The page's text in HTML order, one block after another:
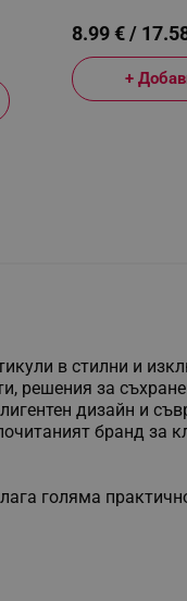
8.99 € /
+
в стилни и
решения за
дизайн и
бранд за
голяма